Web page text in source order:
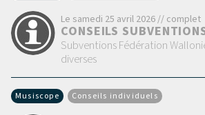
Le samedi 25 avril 2026 // complet
CONSEILS
Subventions Fédération
diverses
Musiscope Conseils individuels